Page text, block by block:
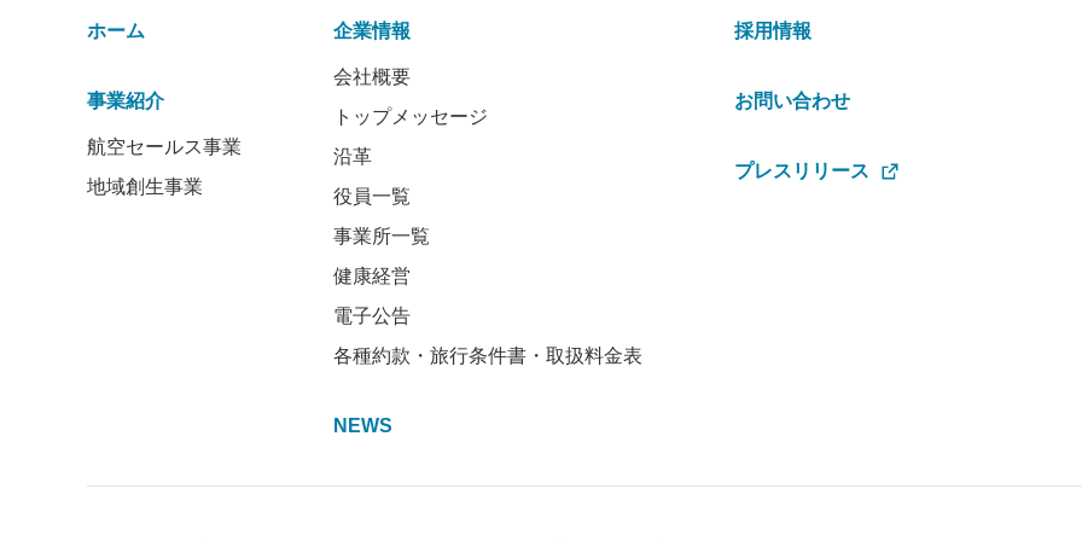
ホーム
事業紹介
航空セールス事業
地域創生事業
企業情報
会社概要
トップメッセージ
沿革
役員一覧
事業所一覧
健康経営
電子公告
各種約款・旅行条件書・取扱料金表
NEWS
採用情報
お問い合わせ
プレスリリース